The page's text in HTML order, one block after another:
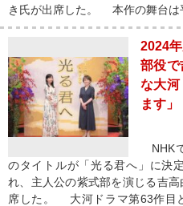
き氏が出席した。 本作の舞台は
2024
部役
な大河
ます」
NHK
のタイトルが「光る君へ」に決
れ、主人公の紫式部を演じる吉
席した。 大河ドラマ第63作目